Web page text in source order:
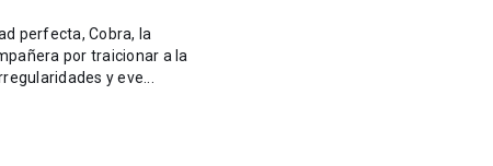
perfecta, Cobra, la
por traicionar a la
y eve...